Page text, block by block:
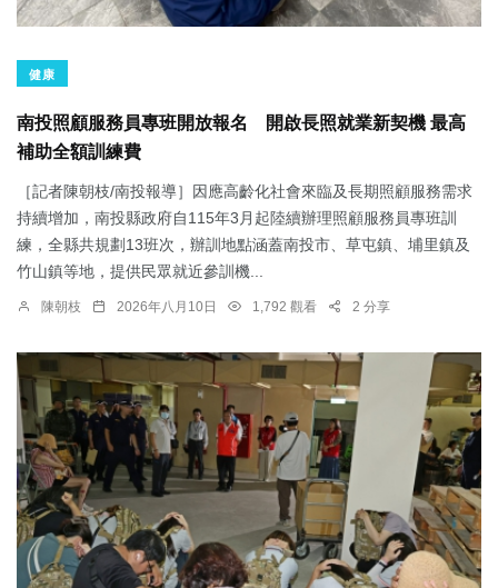
健康
南投照顧服務員專班開放報名 開啟長照就業新契機 最高
補助全額訓練費
［記者陳朝枝/南投報導］因應高齡化社會來臨及長期照顧服務需求
持續增加，南投縣政府自115年3月起陸續辦理照顧服務員專班訓
練，全縣共規劃13班次，辦訓地點涵蓋南投市、草屯鎮、埔里鎮及
竹山鎮等地，提供民眾就近參訓機...
陳朝枝 2026年八月10日 1,792 觀看 2 分享